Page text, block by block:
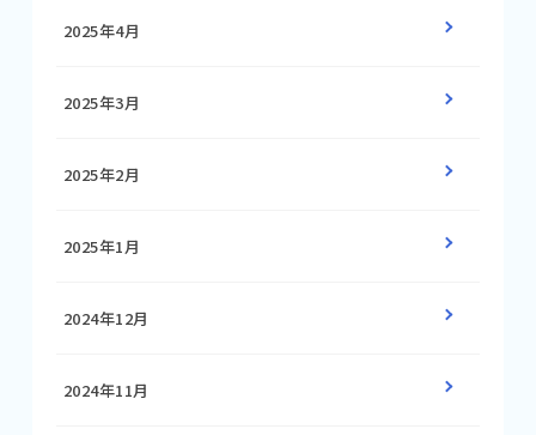
2025年4月
2025年3月
2025年2月
2025年1月
2024年12月
2024年11月